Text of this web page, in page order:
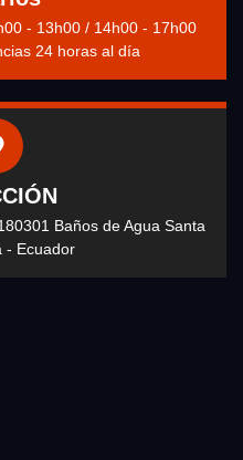
- 13h00 / 14h00 - 17h00
24 horas al día
Baños de Agua Santa
- Ecuador